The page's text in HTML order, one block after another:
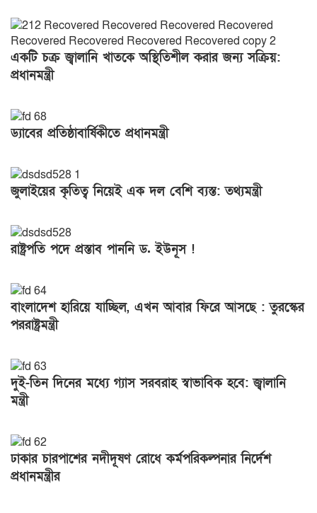
একটি চক্র জ্বালানি খাতকে অস্থিতিশীল করার জন্য সক্রিয়:
প্রধানমন্ত্রী
ড্যাবের প্রতিষ্ঠাবার্ষিকীতে প্রধানমন্ত্রী
জুলাইয়ের কৃতিত্ব নিয়েই এক দল বেশি ব্যস্ত: তথ্যমন্ত্রী
রাষ্ট্রপতি পদে প্রস্তাব পাননি ড. ইউনূস !
বাংলাদেশ হারিয়ে যাচ্ছিল, এখন আবার ফিরে আসছে : তুরস্কের
পররাষ্ট্রমন্ত্রী
দুই-তিন দিনের মধ্যে গ্যাস সরবরাহ স্বাভাবিক হবে: জ্বালানি
মন্ত্রী
ঢাকার চারপাশের নদীদূষণ রোধে কর্মপরিকল্পনার নির্দেশ
প্রধানমন্ত্রীর